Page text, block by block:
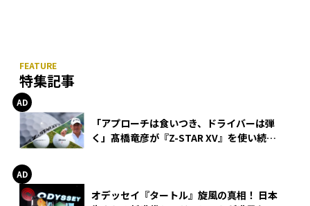
特集記事
「アプローチは食いつき、ドライバーは弾
く」髙橋竜彦が『Z-STAR XV』を使い続け
オデッセイ『タートル』旋風の真相！ 日本